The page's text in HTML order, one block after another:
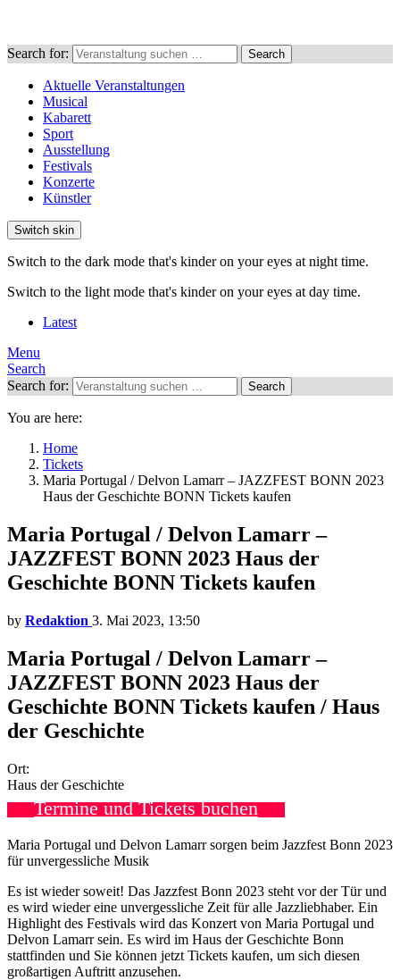
Search for: Search
Aktuelle Veranstaltungen
Musical
Kabarett
Sport
Ausstellung
Festivals
Konzerte
Künstler
Switch skin
Switch to the dark mode that's kinder on your eyes at night time.
Switch to the light mode that's kinder on your eyes at day time.
Latest
Menu
Search
Search for:
Search
You are here:
Home
Tickets
Maria Portugal / Delvon Lamarr – JAZZFEST BONN 2023
Haus der Geschichte BONN Tickets kaufen
Maria Portugal / Delvon Lamarr –
JAZZFEST BONN 2023 Haus der
Geschichte BONN Tickets kaufen
by Redaktion 3. Mai 2023, 13:50
Maria Portugal / Delvon Lamarr –
JAZZFEST BONN 2023 Haus der
Geschichte BONN Tickets kaufen / Haus
der Geschichte
Ort:
Haus der Geschichte
Termine und Tickets buchen
Maria Portugal und Delvon Lamarr sorgen beim Jazzfest Bonn 2023
für unvergessliche Musik
Es ist wieder soweit! Das Jazzfest Bonn 2023 steht vor der Tür und
es wird wieder eine unvergessliche Zeit für alle Jazzliebhaber. Ein
Highlight des Festivals wird das Konzert von Maria Portugal und
Delvon Lamarr sein. Es wird im Haus der Geschichte Bonn
stattfinden und Sie können jetzt Tickets kaufen, um sich diesen
großartigen Auftritt anzusehen.